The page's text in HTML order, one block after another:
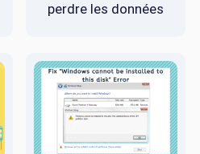
perdre les données